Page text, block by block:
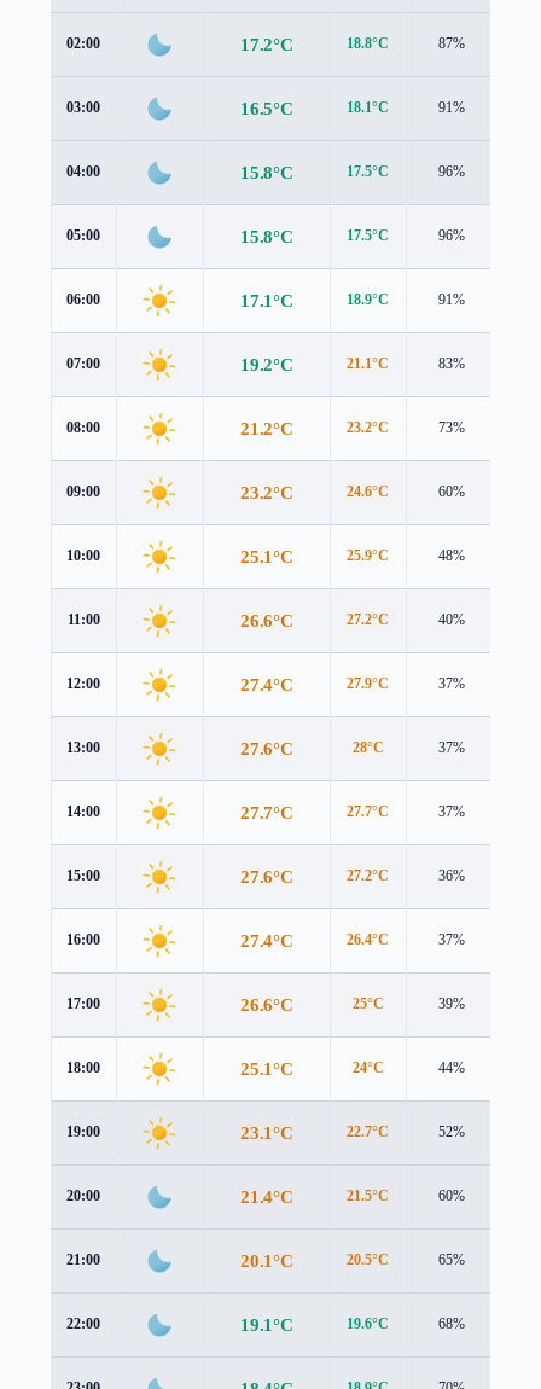
02:00 17.2°C 18.8°C 87%
03:00 16.5°C 18.1°C 91%
04:00 15.8°C 17.5°C 96%
05:00 15.8°C 17.5°C 96%
06:00 17.1°C 18.9°C 91%
07:00 19.2°C 21.1°C 83%
08:00 21.2°C 23.2°C 73%
09:00 23.2°C 24.6°C 60%
10:00 25.1°C 25.9°C 48%
11:00 26.6°C 27.2°C 40%
12:00 27.4°C 27.9°C 37%
13:00 27.6°C 28°C 37%
14:00 27.7°C 27.7°C 37%
15:00 27.6°C 27.2°C 36%
16:00 27.4°C 26.4°C 37%
17:00 26.6°C 25°C 39%
18:00 25.1°C 24°C 44%
19:00 23.1°C 22.7°C 52%
20:00 21.4°C 21.5°C 60%
21:00 20.1°C 20.5°C 65%
22:00 19.1°C 19.6°C 68%